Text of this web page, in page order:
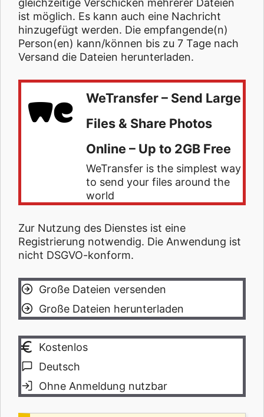
gleichzeitige Verschicken mehrerer Dateien
ist möglich. Es kann auch eine Nachricht
hinzugefügt werden. Die empfangende(n)
Person(en) kann/können bis zu 7 Tage nach
Versand die Dateien herunterladen.
WeTransfer – Send Large
Files & Share Photos
Online – Up to 2GB Free
WeTransfer is the simplest way
to send your files around the
world
Zur Nutzung des Dienstes ist eine
Registrierung notwendig. Die Anwendung ist
nicht DSGVO-konform.
Große Dateien versenden
Große Dateien herunterladen
Kostenlos
Deutsch
Ohne Anmeldung nutzbar